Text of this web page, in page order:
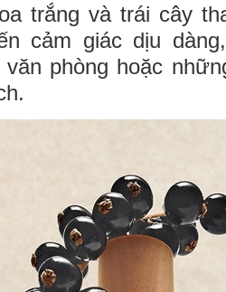
trắng và trái cây
cảm giác dịu
phòng hoặc